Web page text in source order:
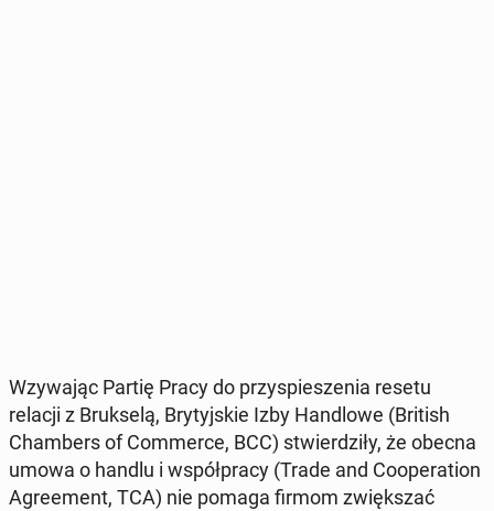
Wzy­wa­jąc Partię Pracy do przy­spie­sze­nia resetu
relacji z Bruk­se­lą, Bry­tyj­skie Izby Han­dlo­we (British
Cham­bers of Com­mer­ce, BCC) stwier­dzi­ły, że obecna
umowa o handlu i współ­pra­cy (Trade and Co­ope­ra­tion
Agre­ement, TCA) nie pomaga firmom zwięk­szać